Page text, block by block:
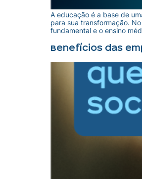
A educação é a base de
para sua transformação.
fundamental e o ensino
Benefícios das